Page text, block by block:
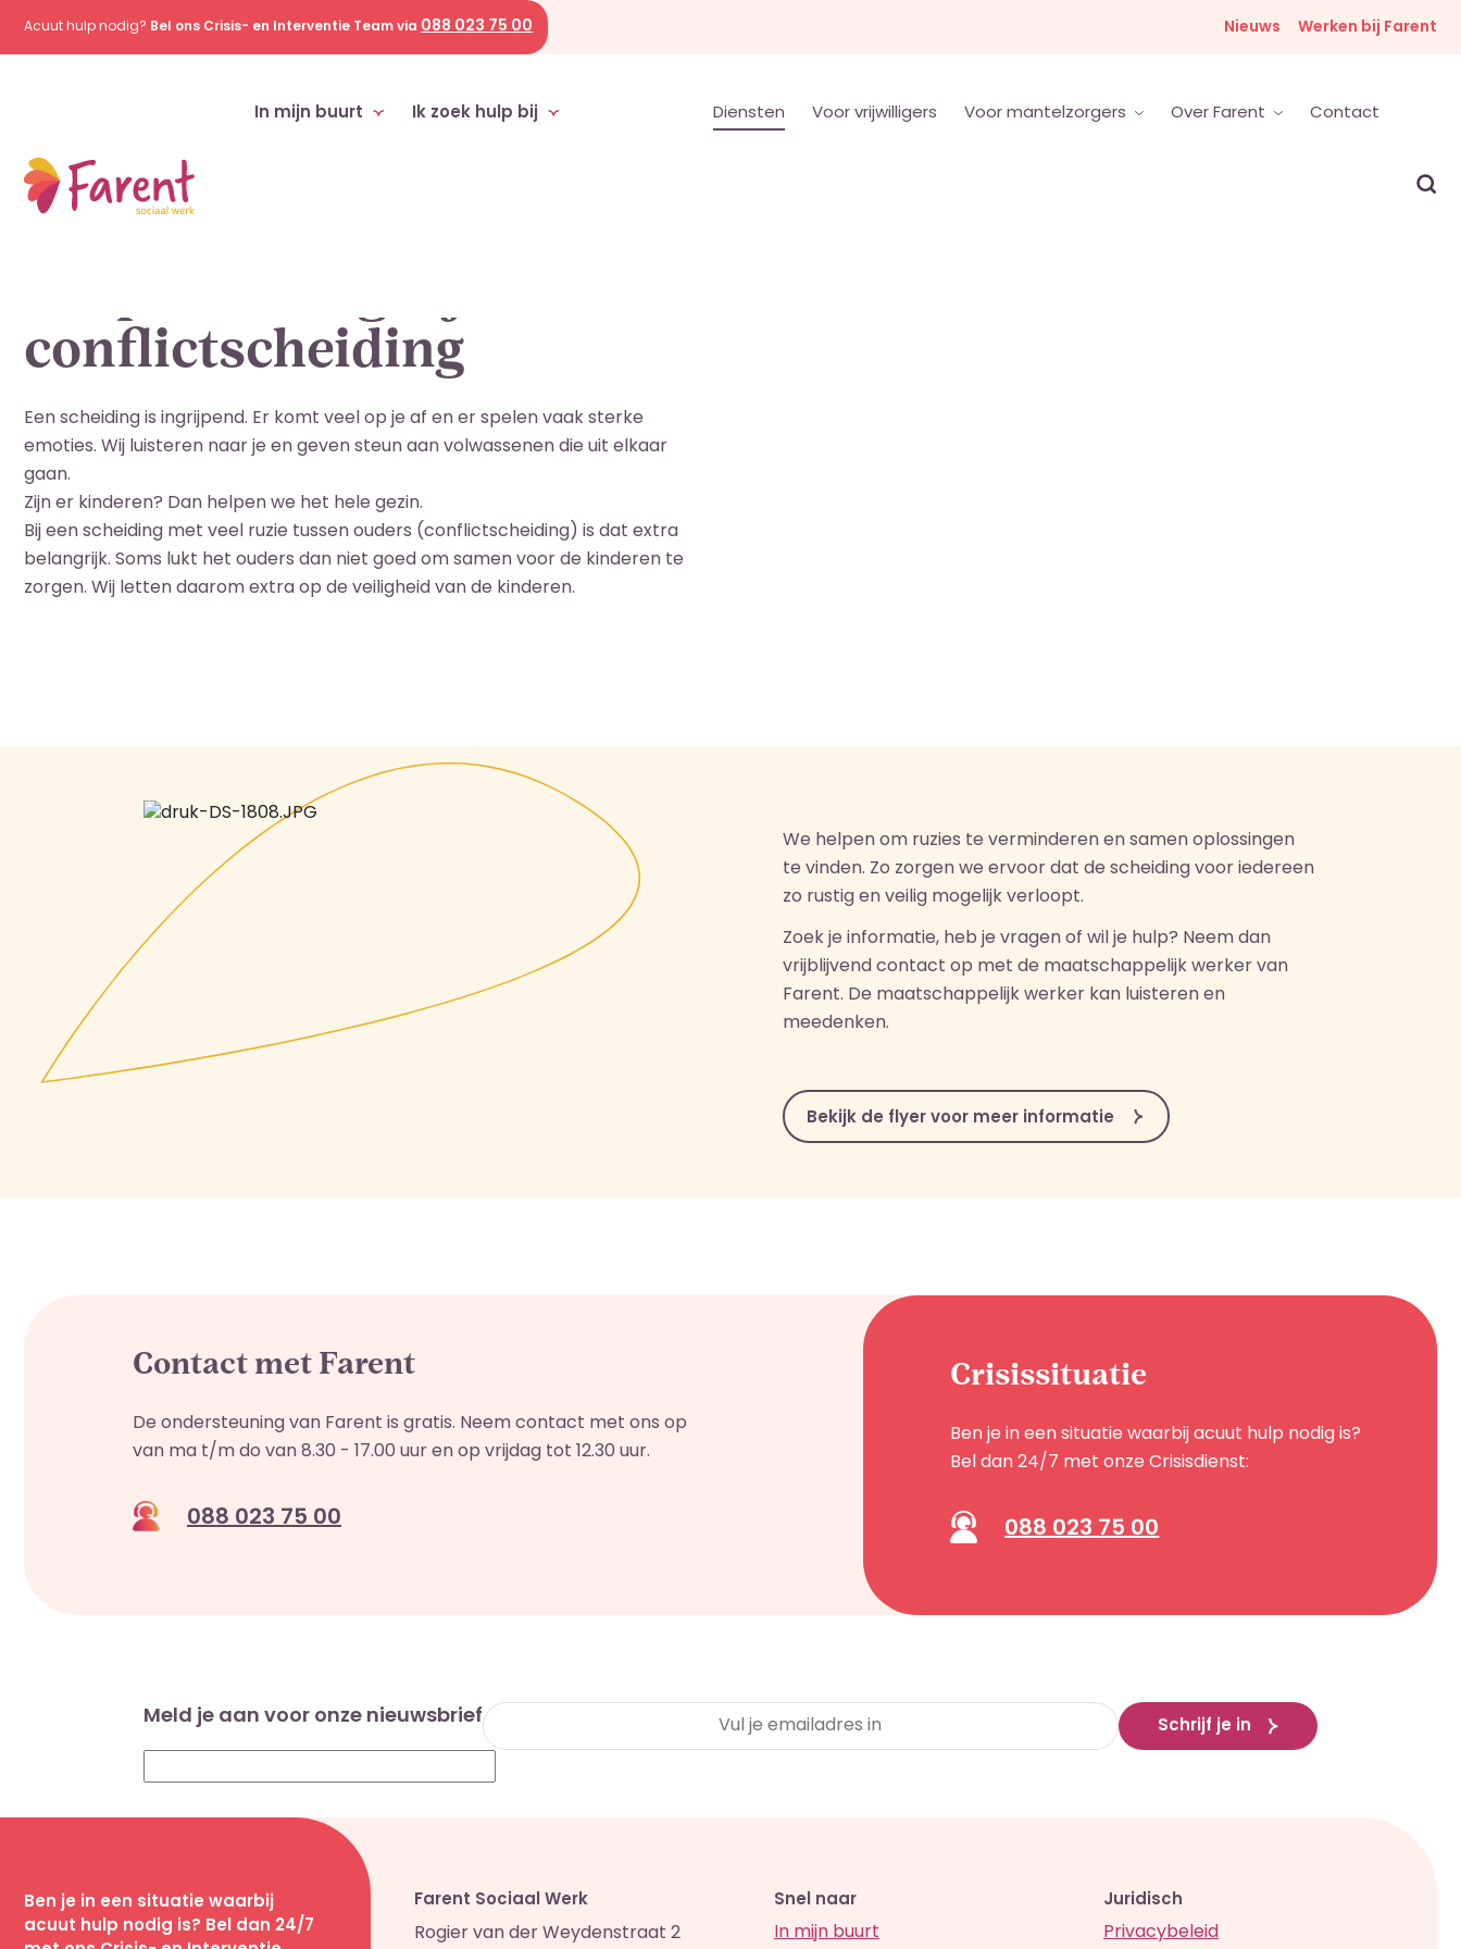
Acuut hulp nodig? Bel ons Crisis- en Interventie Team via 088 023 75 00 Nieuws Werken bij Farent
In mijn buurt Ik zoek hulp bij Diensten Voor vrijwilligers Voor mantelzorgers Over Farent Contact
Home Hulpverlening bij conflictscheiding
conflictscheiding
Een scheiding is ingrijpend. Er komt veel op je af en er spelen vaak sterke
emoties. Wij luisteren naar je en geven steun aan volwassenen die uit elkaar
gaan.
Zijn er kinderen? Dan helpen we het hele gezin.
Bij een scheiding met veel ruzie tussen ouders (conflictscheiding) is dat extra
belangrijk. Soms lukt het ouders dan niet goed om samen voor de kinderen te
zorgen. Wij letten daarom extra op de veiligheid van de kinderen.
We helpen om ruzies te verminderen en samen oplossingen
te vinden. Zo zorgen we ervoor dat de scheiding voor iedereen
zo rustig en veilig mogelijk verloopt.
Zoek je informatie, heb je vragen of wil je hulp? Neem dan
vrijblijvend contact op met de maatschappelijk werker van
Farent. De maatschappelijk werker kan luisteren en
meedenken.
Bekijk de flyer voor meer informatie
Contact met Farent
De ondersteuning van Farent is gratis. Neem contact met ons op
van ma t/m do van 8.30 - 17.00 uur en op vrijdag tot 12.30 uur.
088 023 75 00
Crisissituatie
Ben je in een situatie waarbij acuut hulp nodig is?
Bel dan 24/7 met onze Crisisdienst:
088 023 75 00
Meld je aan voor onze nieuwsbrief Schrijf je in
Ben je in een situatie waarbij
acuut hulp nodig is? Bel dan 24/7
Farent Sociaal Werk
Rogier van der Weydenstraat 2
Snel naar
In mijn buurt
Juridisch
Privacybeleid